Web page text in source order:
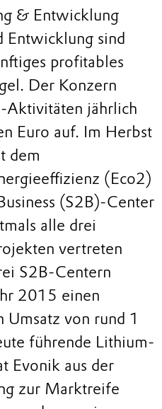
& Entwicklung
Entwicklung sind
profitables
Der Konzern
Aktivitäten jährlich
Euro auf. Im Herbst
dem
(Eco2)
(S2B)-Center
alle drei
vertreten
S2B-Centern
2015 einen
Umsatz von rund 1
führende Lithium-
Evonik aus der
zur Marktreife